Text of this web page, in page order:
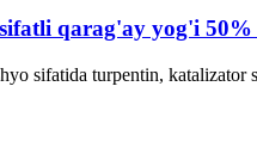
qarag'ay yog'i 50%
sifatida turpentin,